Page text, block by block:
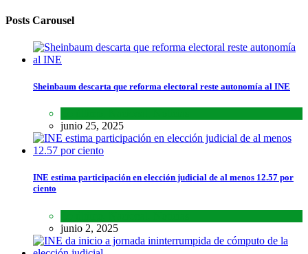
Posts Carousel
Sheinbaum descarta que reforma electoral reste autonomía al INE
junio 25, 2025
INE estima participación en elección judicial de al menos 12.57 por
ciento
junio 2, 2025